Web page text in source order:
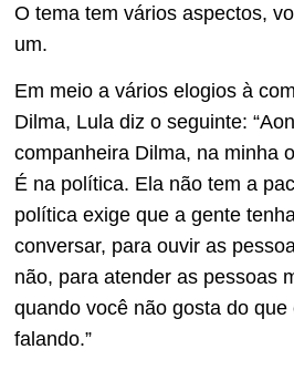
O tema tem vários aspectos,
um.
Em meio a vários elogios à
Dilma, Lula diz o seguinte:
companheira Dilma, na minha
É na política. Ela não tem a
política exige que a gente
conversar, para ouvir as
não, para atender as pessoas
quando você não gosta do que
falando.”